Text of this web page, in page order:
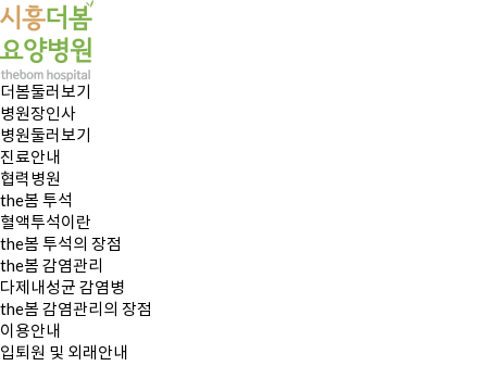
더봄둘러보기
병원장인사
병원둘러보기
진료안내
협력병원
the봄 투석
혈액투석이란
the봄 투석의 장점
the봄 감염관리
다제내성균 감염병
the봄 감염관리의 장점
이용안내
입퇴원 및 외래안내